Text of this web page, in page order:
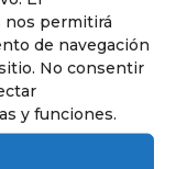
permitirá
de navegación
No consentir
y funciones.